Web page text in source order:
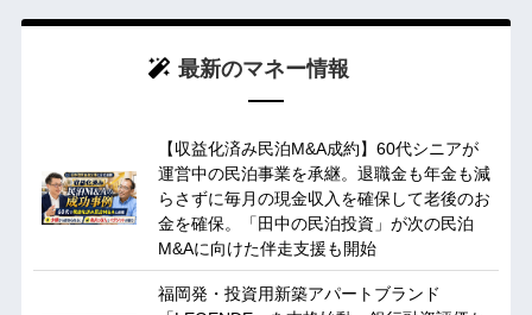
最新のマネー情報
【収益化済み民泊M&A成約】60代シニアが
運営中の民泊事業を承継。退職金も年金も減
らさずに毎月の現金収入を確保して老後のお
金を確保。「田中の民泊投資」が次の民泊
M&Aに向けた伴走支援も開始
福岡発・投資用新築アパートブランド